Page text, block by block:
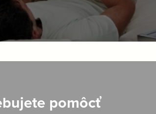
pomôcť